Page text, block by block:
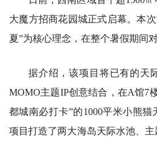
大魔方招商花园城正式启幕。本
夏”为核心理念，在整个暑假期间
据介绍，该项目将已有的天
MOMO主题IP创意结合，在A馆7
都城南必打卡”的1000平米小熊猫
项目打造了两大海岛天际水池、